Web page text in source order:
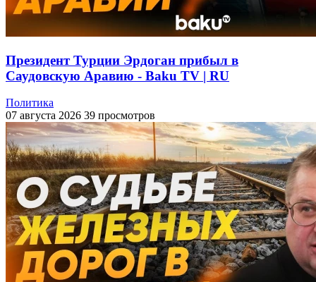
Президент Турции Эрдоган прибыл в
Саудовскую Аравию - Baku TV | RU
Политика
07 августа 2026 39 просмотров